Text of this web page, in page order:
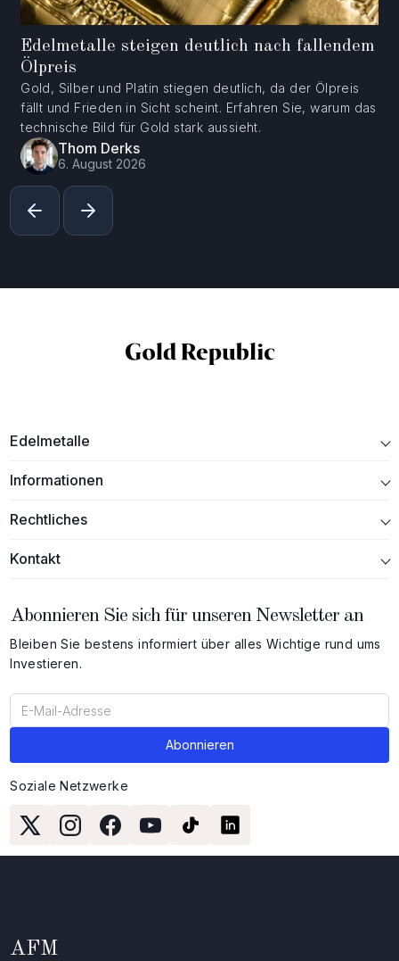
Edelmetalle steigen deutlich nach fallendem
Ölpreis
Gold, Silber und Platin stiegen deutlich, da der Ölpreis
fällt und Frieden in Sicht scheint. Erfahren Sie, warum das
technische Bild für Gold stark aussieht.
Thom Derks
6. August 2026
Edelmetalle
Informationen
Rechtliches
Kontakt
Abonnieren Sie sich für unseren Newsletter an
Bleiben Sie bestens informiert über alles Wichtige rund ums
Investieren.
Soziale Netzwerke
AFM